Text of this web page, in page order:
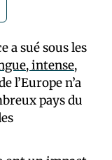
a sué sous les
intense,
l’Europe n’a
pays du